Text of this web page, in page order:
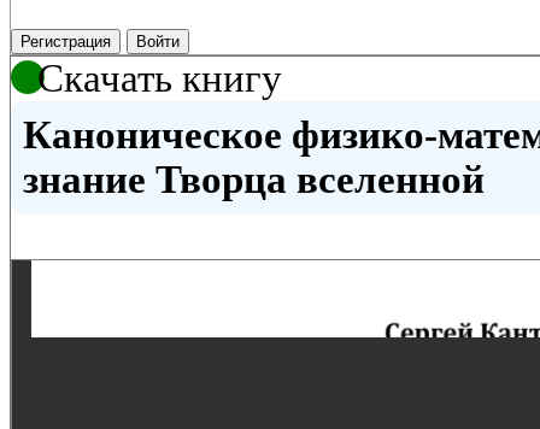
Регистрация Войти
Скачать книгу
Каноническое физико-
знание Творца вселенной